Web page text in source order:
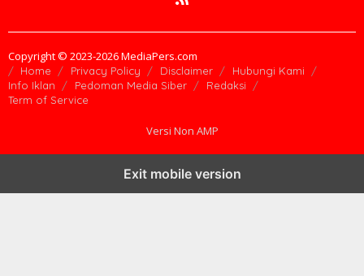
Copyright © 2023-2026 MediaPers.com
Home Privacy Policy Disclaimer
Hubungi Kami
Info Iklan
Pedoman Media Siber
Redaksi
Term of Service
Versi Non AMP
Exit mobile version